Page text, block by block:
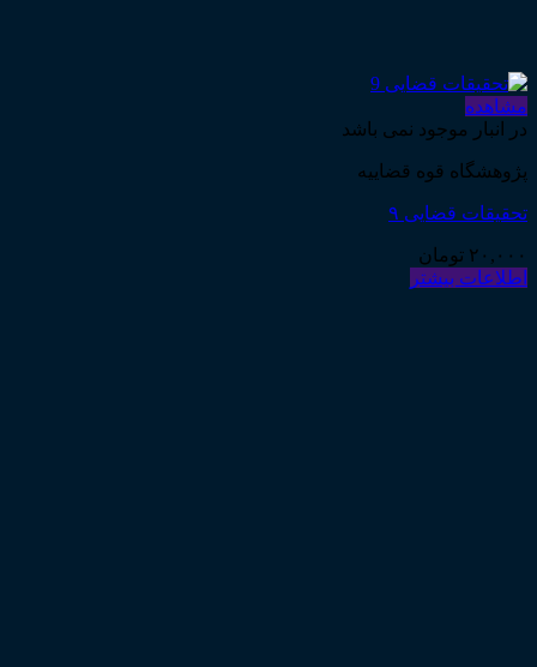
مشاهده
در انبار موجود نمی باشد
پژوهشگاه قوه قضاییه
تحقیقات قضایی ۹
۲۰,۰۰۰ تومان
اطلاعات بیشتر